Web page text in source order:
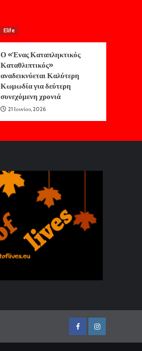
Elife
Ο «Ένας Καταπληκτικός
Καταθλιπτικός»
αναδεικνύεται Καλύτερη
Κωμωδία για δεύτερη
συνεχόμενη χρονιά
21 Ιουνίου, 2026
FacebookInstagram